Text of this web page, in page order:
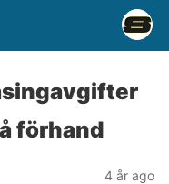
förhand
4 år ago